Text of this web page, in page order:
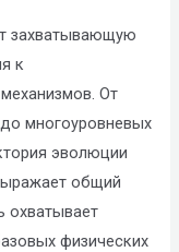
захватывающую
к
От
многоуровневых
эволюции
общий
охватывает
физических